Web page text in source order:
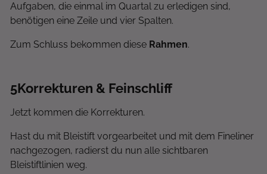
Aufgaben, die einmal im Quartal zu erledigen sind,
benötigen eine Zeile und vier Spalten.
Zum Schluss bekommen diese Rahmen.
5Korrekturen & Feinschliff
Jetzt kommen die Korrekturen.
Hast du mit Bleistift vorgearbeitet und mit dem Fineliner
nachgezogen, radierst du nun alle sichtbaren
Bleistiftlinien weg.